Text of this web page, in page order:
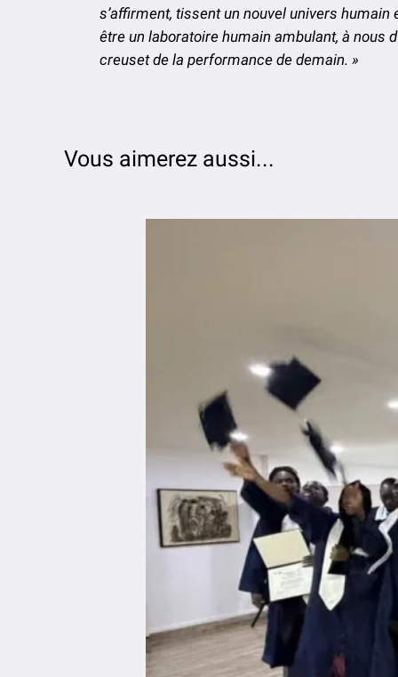
s’affirment, tissent un nouvel univers
être un laboratoire humain ambulant, à nous
creuset de la performance de demain. »
Vous aimerez aussi...